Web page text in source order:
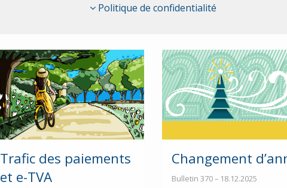
Politique de confidentialité
Trafic des paiements
et e-TVA
Changement
Bulletin 370 – 18.12.2025